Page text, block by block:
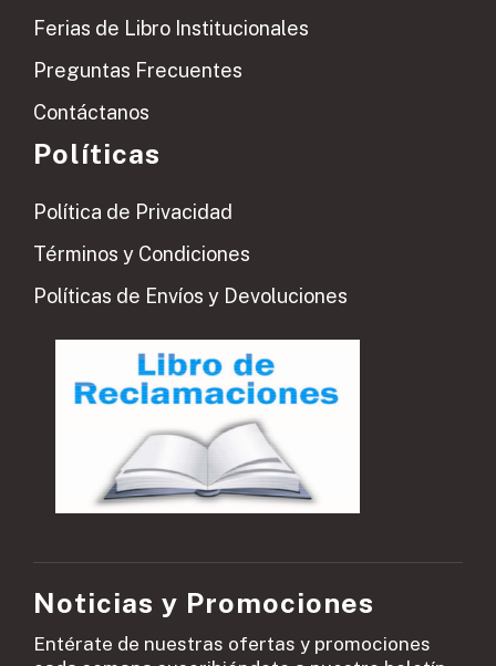
Ferias de Libro Institucionales
Preguntas Frecuentes
Contáctanos
Políticas
Política de Privacidad
Términos y Condiciones
Políticas de Envíos y Devoluciones
Noticias y Promociones
Entérate de nuestras ofertas y promociones